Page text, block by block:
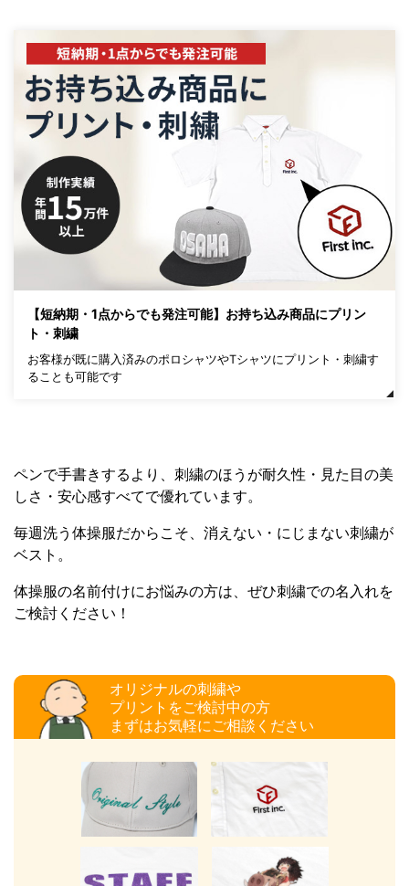
【短納期・1点からでも発注可能】お持ち込み商品にプリン
ト・刺繍
お客様が既に購入済みのポロシャツやTシャツにプリント・刺繍す
ることも可能です
ペンで手書きするより、刺繍のほうが耐久性・見た目の美
しさ・安心感すべてで優れています。
毎週洗う体操服だからこそ、消えない・にじまない刺繍が
ベスト。
体操服の名前付けにお悩みの方は、ぜひ刺繍での名入れを
ご検討ください！
オリジナルの刺繍や
プリントをご検討中の方
まずはお気軽にご相談ください